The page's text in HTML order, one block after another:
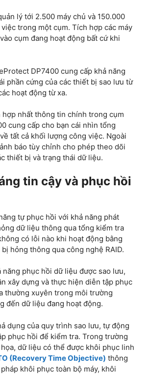
lý tới 2.500 máy chủ và 150.000
trong một cụm. Tích hợp các máy
cụm đang hoạt động bất cứ khi
DP7400 cung cấp khả năng
phần cứng của các thiết bị sao lưu từ
hoạt động từ xa.
hợp nhất thông tin chính trong cụm
cung cấp cho bạn cái nhìn tổng
tất cả khối lượng công việc. Ngoài
báo tùy chỉnh cho phép theo dõi
thiết bị và trạng thái dữ liệu.
tin cậy và phục hồi
tự phục hồi với khả năng phát
dữ liệu thông qua tổng kiểm tra
có lỗi nào khi hoạt động bằng
hỏng thông qua công nghệ RAID.
phục hồi dữ liệu được sao lưu,
xây dựng và thực hiện diễn tập phục
thường xuyên trong môi trường
đến dữ liệu đang hoạt động.
dụng của quy trình sao lưu, tự động
phục hồi để kiểm tra. Trong trường
dữ liệu có thể được khôi phục linh
(Recovery Time Objective) thông
khôi phục toàn bộ máy, khôi